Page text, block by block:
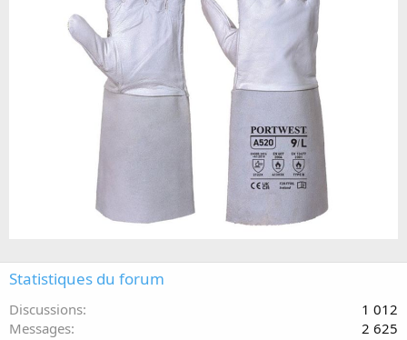
Statistiques du forum
Discussions
1 012
Messages
2 625